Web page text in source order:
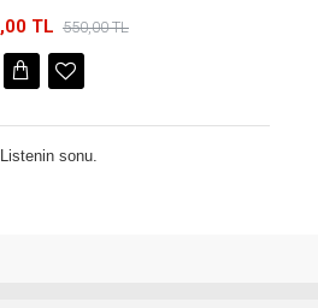
TL 550,00 TL
Listenin sonu.